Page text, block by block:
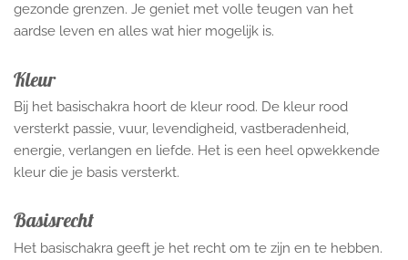
gezonde grenzen. Je geniet met volle teugen van het
aardse leven en alles wat hier mogelijk is.
Kleur
Bij het basischakra hoort de kleur rood. De kleur rood
versterkt passie, vuur, levendigheid, vastberadenheid,
energie, verlangen en liefde. Het is een heel opwekkende
kleur die je basis versterkt.
Basisrecht
Het basischakra geeft je het recht om te zijn en te hebben.